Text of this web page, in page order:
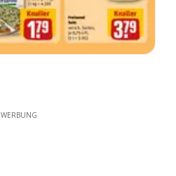
WERBUNG